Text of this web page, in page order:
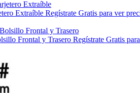
Extraíble Regístrate Gratis para ver
Frontal y Trasero Regístrate Gratis